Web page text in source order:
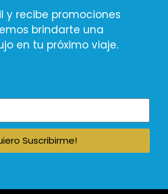
y recibe promociones
brindarte una
en tu próximo viaje.
Suscribirme!